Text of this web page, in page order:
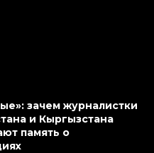
зачем журналистки
и Кыргызстана
память о